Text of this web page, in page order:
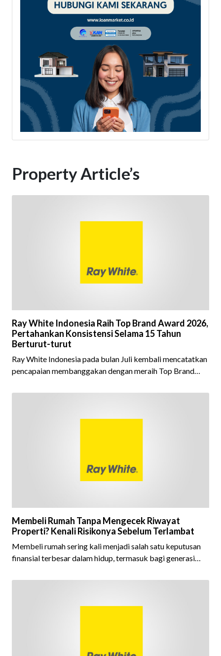
Property Article’s
Ray White Indonesia Raih Top Brand Award 2026,
Pertahankan Konsistensi Selama 15 Tahun
Berturut-turut
Ray White Indonesia pada bulan Juli kembali mencatatkan
pencapaian membanggakan dengan meraih Top Brand
ini menjadi semakin istimewa karena Ray White Indonesia
tahun berturut-turut, sebuah bukti nyata atas konsistensi,
Membeli Rumah Tanpa Mengecek Riwayat
Properti? Kenali Risikonya Sebelum Terlambat
Membeli rumah sering kali menjadi salah satu keputusan
finansial terbesar dalam hidup, termasuk bagi generasi
kepemilikan hunian maupun investasi properti. Namun
fokus pada harga atau lokasi tanpa memperhatikan